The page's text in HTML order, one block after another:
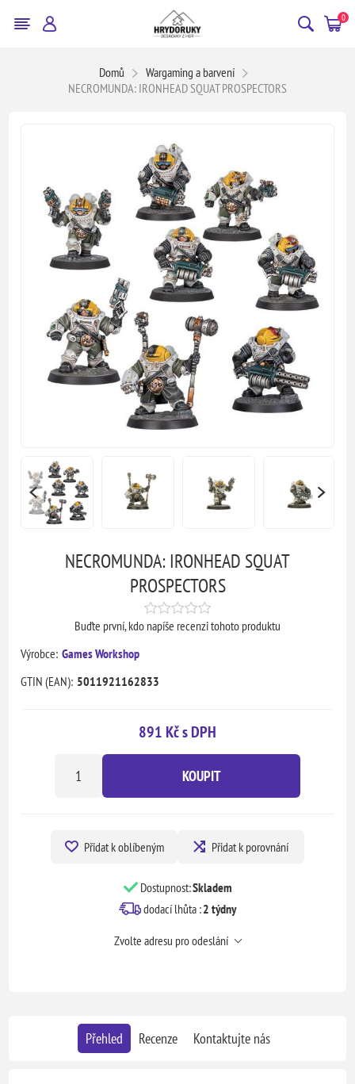
0
Domů
Wargaming a barvení
NECROMUNDA: IRONHEAD SQUAT PROSPECTORS
NECROMUNDA: IRONHEAD SQUAT
PROSPECTORS
Buďte první, kdo napíše recenzi tohoto produktu
Výrobce: Games Workshop
GTIN (EAN): 5011921162833
891 Kč s DPH
KOUPIT
Přidat k oblíbeným Přidat k porovnání
Dostupnost:Skladem
dodací lhůta :2 týdny
Zvolte adresu pro odeslání
Přehled Recenze Kontaktujte nás